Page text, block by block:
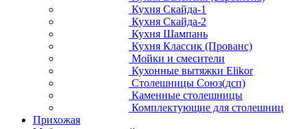
Кухня Скайда-1
Кухня Скайда-2
Кухня Шампань
Кухня Классик (Прованс)
Мойки и смесители
Кухонные вытяжки Elikor
Столешницы Союз(дсп)
Каменные столешницы
Комплектующие для столешниц
Прихожая